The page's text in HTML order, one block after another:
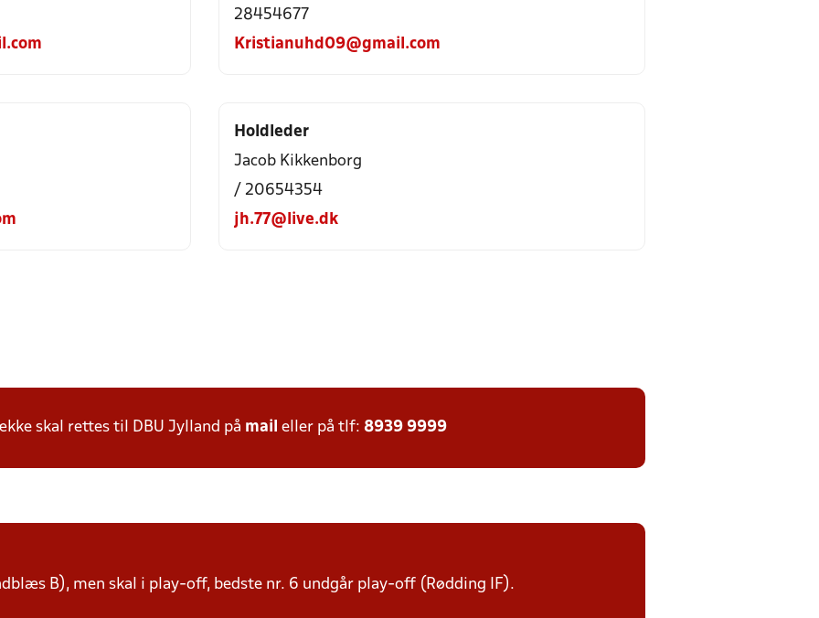
28454677
Kristianuhd09@gmail.com
Holdleder
Jacob Kikkenborg
/ 20654354
jh.77@live.dk
skal rettes til DBU Jylland på mail eller på tlf: 8939 9999
B), men skal i play-off, bedste nr. 6 undgår play-off (Rødding IF).